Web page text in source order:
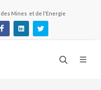
Mines et de l'Energie